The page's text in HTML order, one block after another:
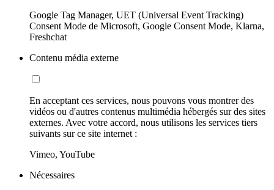
Google Tag Manager, UET (Universal Event Tracking)
Consent Mode de Microsoft, Google Consent Mode, Klarna,
Freshchat
Contenu média externe
En acceptant ces services, nous pouvons vous montrer des
vidéos ou d'autres contenus multimédia hébergés sur des sites
externes. Avec votre accord, nous utilisons les services tiers
suivants sur ce site internet :
Vimeo, YouTube
Nécessaires